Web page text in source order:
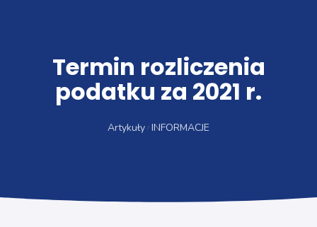
Termin rozliczenia
podatku za 2021 r.
Artykuły INFORMACJE